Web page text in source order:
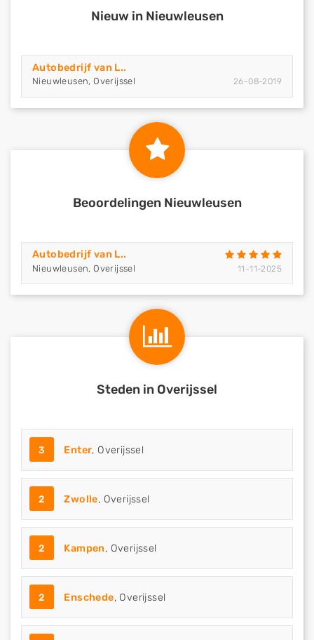
Nieuw in Nieuwleusen
Autobedrijf van L..
Nieuwleusen, Overijssel 26-08-2019
Beoordelingen Nieuwleusen
Autobedrijf van L..
Nieuwleusen, Overijssel 11-11-2025
Steden in Overijssel
3 Enter, Overijssel
2 Zwolle, Overijssel
2 Kampen, Overijssel
2 Enschede, Overijssel